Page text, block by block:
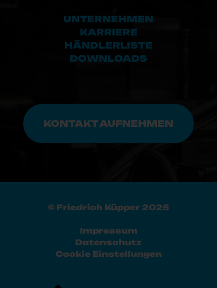
UNTERNEHMEN
KARRIERE
HÄNDLERLISTE
DOWNLOADS
KONTAKT AUFNEHMEN
© Friedrich Küpper 2025
Impressum
Datenschutz
Cookie Einstellungen